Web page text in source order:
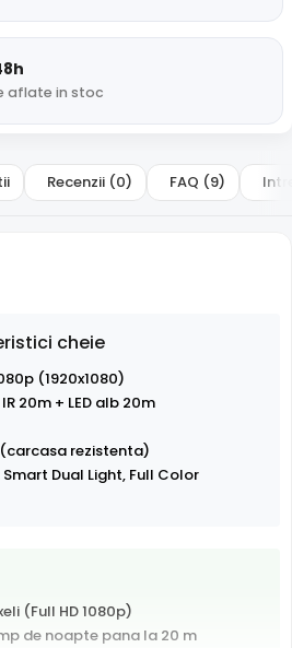
aflate in stoc
Recenzii (0) FAQ (9)
cheie
(1920x1080)
IR 20m + LED alb 20m
rezistenta)
Smart Dual Light, Full Color
(Full HD 1080p)
de noapte pana la 20 m